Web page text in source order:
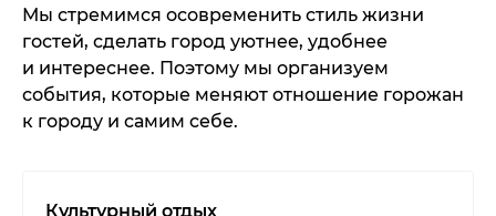
Мы стремимся осовременить стиль жизни
гостей, сделать город уютнее, удобнее
и интереснее. Поэтому мы организуем
события, которые меняют отношение горожан
к городу и самим себе.
Культурный отдых